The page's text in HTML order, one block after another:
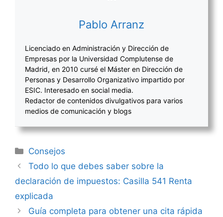
Pablo Arranz
Licenciado en Administración y Dirección de
Empresas por la Universidad Complutense de
Madrid, en 2010 cursé el Máster en Dirección de
Personas y Desarrollo Organizativo impartido por
ESIC. Interesado en social media.
Redactor de contenidos divulgativos para varios
medios de comunicación y blogs
Categorías
Consejos
Navegación
de
Todo lo que debes saber sobre la
declaración de impuestos: Casilla 541 Renta
explicada
Guía completa para obtener una cita rápida